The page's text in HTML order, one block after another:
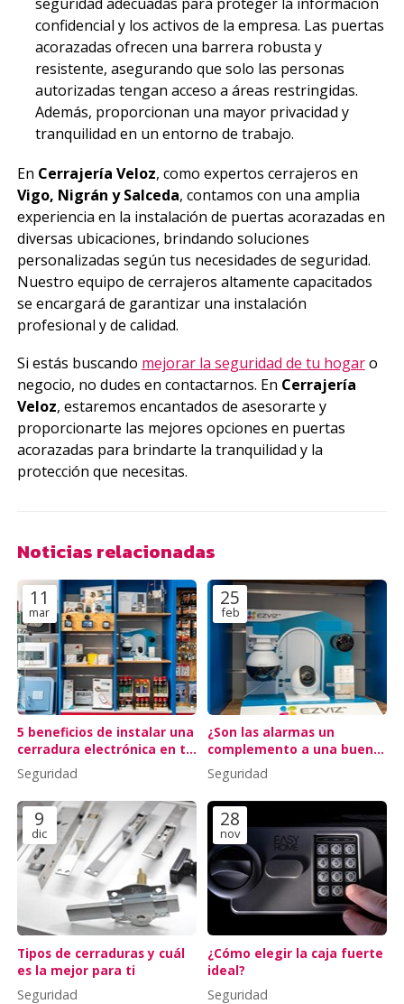
confidencial y los activos de la empresa. Las puertas
acorazadas ofrecen una barrera robusta y
resistente, asegurando que solo las personas
autorizadas tengan acceso a áreas restringidas.
Además, proporcionan una mayor privacidad y
tranquilidad en un entorno de trabajo.
En Cerrajería Veloz, como expertos cerrajeros en
Vigo, Nigrán y Salceda, contamos con una amplia
experiencia en la instalación de puertas acorazadas en
diversas ubicaciones, brindando soluciones
personalizadas según tus necesidades de seguridad.
Nuestro equipo de cerrajeros altamente capacitados
se encargará de garantizar una instalación
profesional y de calidad.
Si estás buscando mejorar la seguridad de tu hogaro
negocio, no dudes en contactarnos. En Cerrajería
Veloz, estaremos encantados de asesorarte y
proporcionarte las mejores opciones en puertas
acorazadas para brindarte la tranquilidad y la
protección que necesitas.
Noticias relacionadas
11
mar
5 beneficios de instalar una
cerradura electrónica en tu
piso turístico
Seguridad
25
feb
¿Son las alarmas un
complemento a una buena
cerradura?
Seguridad
9
dic
Tipos de cerraduras y cuál
es la mejor para ti
Seguridad
28
nov
¿Cómo elegir la caja fuerte
ideal?
Seguridad